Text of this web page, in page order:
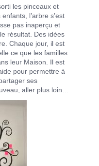
les pinceaux et
l’arbre s’est
pas inaperçu et
résultat. Des idées
Chaque jour, il est
ce que les familles
leur Maison. Il est
pour permettre à
ses
aller plus loin…